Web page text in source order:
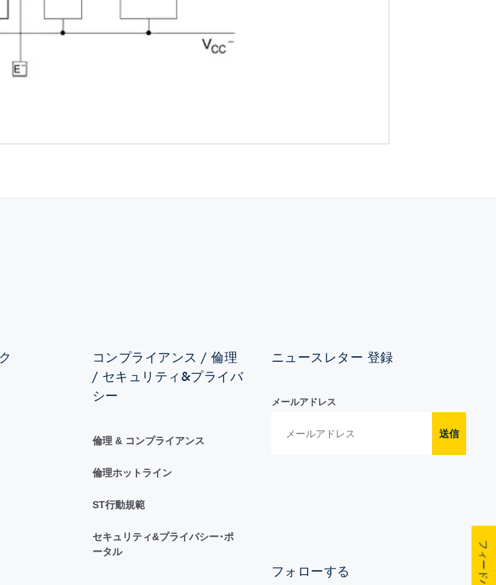
コンプライアンス / 倫理
/ セキュリティ&プライバ
シー
倫理 & コンプライアンス
倫理ホットライン
ST行動規範
セキュリティ&プライバシー･ポ
ータル
ニュースレター 登録
メールアドレス
送信
フォローする